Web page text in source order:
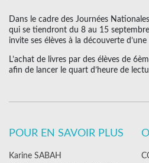
Dans le cadre des Journées
qui se tiendront du 8 au 15
invite ses élèves à la découverte
L’achat de livres par des élèves de
afin de lancer le quart d’heure de
POUR EN SAVOIR PLUS
Karine SABAH